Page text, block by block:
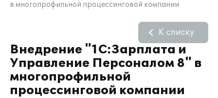
в многопрофильной процессинговой компании
Внедрение "1С:Зарплата и
Управление Персоналом 8" в
многопрофильной
процессинговой компании
К списку